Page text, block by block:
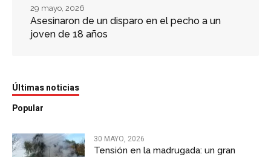
Asesinaron de un disparo en el pecho a un
joven de 18 años
29 mayo, 2026
Últimas noticias
Popular
30 MAYO, 2026
Tensión en la madrugada: un gran